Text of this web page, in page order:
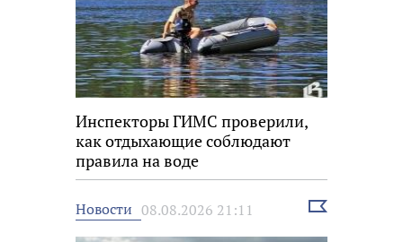
Инспекторы ГИМС проверили,
как отдыхающие соблюдают
правила на воде
Новости 08.08.2026 21:11
Выбрать